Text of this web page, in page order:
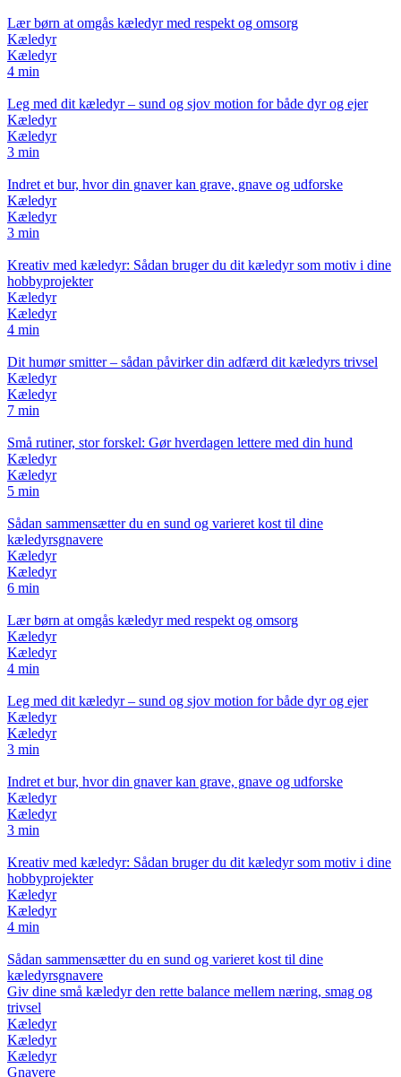
Lær børn at omgås kæledyr med respekt og omsorg
Kæledyr
Kæledyr
4 min
Leg med dit kæledyr – sund og sjov motion for både dyr og ejer
Kæledyr
Kæledyr
3 min
Indret et bur, hvor din gnaver kan grave, gnave og udforske
Kæledyr
Kæledyr
3 min
Kreativ med kæledyr: Sådan bruger du dit kæledyr som motiv i dine
hobbyprojekter
Kæledyr
Kæledyr
4 min
Dit humør smitter – sådan påvirker din adfærd dit kæledyrs trivsel
Kæledyr
Kæledyr
7 min
Små rutiner, stor forskel: Gør hverdagen lettere med din hund
Kæledyr
Kæledyr
5 min
Sådan sammensætter du en sund og varieret kost til dine
kæledyrsgnavere
Kæledyr
Kæledyr
6 min
Lær børn at omgås kæledyr med respekt og omsorg
Kæledyr
Kæledyr
4 min
Leg med dit kæledyr – sund og sjov motion for både dyr og ejer
Kæledyr
Kæledyr
3 min
Indret et bur, hvor din gnaver kan grave, gnave og udforske
Kæledyr
Kæledyr
3 min
Kreativ med kæledyr: Sådan bruger du dit kæledyr som motiv i dine
hobbyprojekter
Kæledyr
Kæledyr
4 min
Sådan sammensætter du en sund og varieret kost til dine
kæledyrsgnavere
Giv dine små kæledyr den rette balance mellem næring, smag og
trivsel
Kæledyr
Kæledyr
Kæledyr
Gnavere